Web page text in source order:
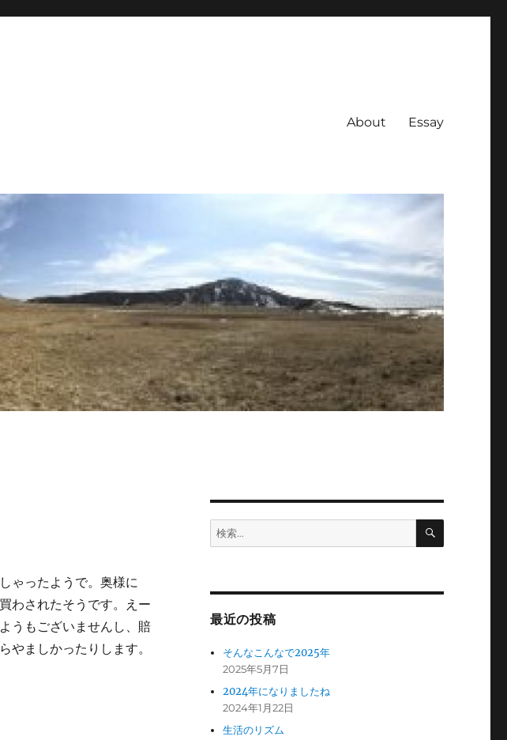
About Essay
ゃったようで。奥様に
わされたそうです。えー
うもございませんし、賠
やましかったりします。
検
索:
検
最近の投稿
そんなこんなで2025年
2025年5月7日
2024年になりましたね
2024年1月22日
生活のリズム